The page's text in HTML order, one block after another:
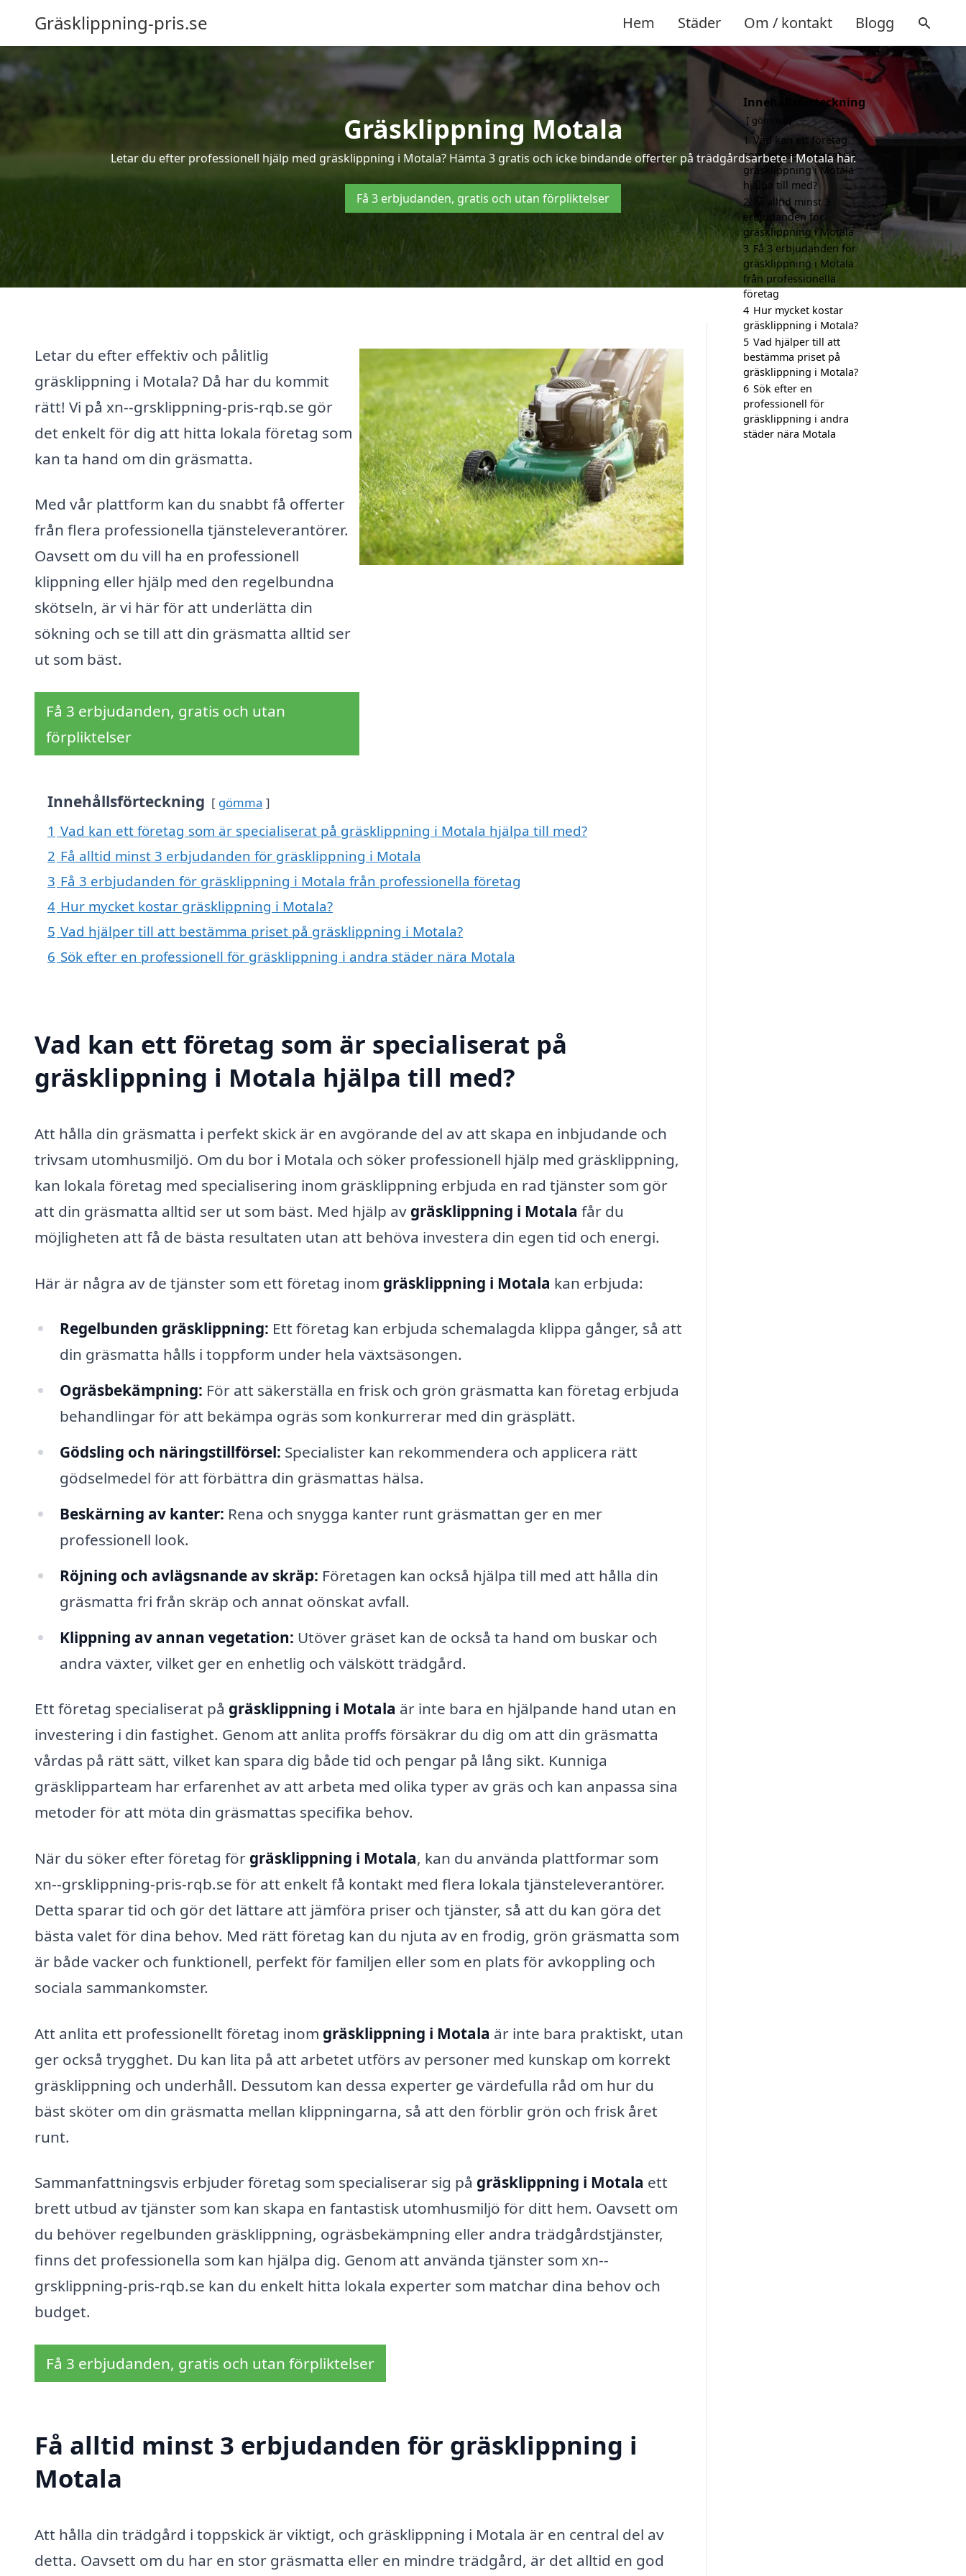
Gräsklippning-pris.se Hem Städer Om / kontakt Blogg
Gräsklippning Motala
Letar du efter professionell hjälp med gräsklippning i Motala? Hämta 3 gratis och icke bindande offerter på trädgårdsarbete i Motala här.
Få 3 erbjudanden, gratis och utan förpliktelser
Letar du efter effektiv och pålitlig
gräsklippning i Motala? Då har du kommit
rätt! Vi på xn--grsklippning-pris-rqb.se gör
det enkelt för dig att hitta lokala företag som
kan ta hand om din gräsmatta.
Med vår plattform kan du snabbt få offerter
från flera professionella tjänsteleverantörer.
Oavsett om du vill ha en professionell
klippning eller hjälp med den regelbundna
skötseln, är vi här för att underlätta din
sökning och se till att din gräsmatta alltid ser
ut som bäst.
Få 3 erbjudanden, gratis och utan
förpliktelser
Innehållsförteckning gömma
1 Vad kan ett företag som är specialiserat på gräsklippning i Motala hjälpa till med?
2 Få alltid minst 3 erbjudanden för gräsklippning i Motala
3 Få 3 erbjudanden för gräsklippning i Motala från professionella företag
4 Hur mycket kostar gräsklippning i Motala?
5 Vad hjälper till att bestämma priset på gräsklippning i Motala?
6 Sök efter en professionell för gräsklippning i andra städer nära Motala
Vad kan ett företag som är specialiserat på
gräsklippning i Motala hjälpa till med?
Att hålla din gräsmatta i perfekt skick är en avgörande del av att skapa en inbjudande och
trivsam utomhusmiljö. Om du bor i Motala och söker professionell hjälp med gräsklippning,
kan lokala företag med specialisering inom gräsklippning erbjuda en rad tjänster som gör
att din gräsmatta alltid ser ut som bäst. Med hjälp av gräsklippning i Motala får du
möjligheten att få de bästa resultaten utan att behöva investera din egen tid och energi.
Här är några av de tjänster som ett företag inom gräsklippning i Motala kan erbjuda:
Regelbunden gräsklippning: Ett företag kan erbjuda schemalagda klippa gånger, så att
din gräsmatta hålls i toppform under hela växtsäsongen.
Ogräsbekämpning: För att säkerställa en frisk och grön gräsmatta kan företag erbjuda
behandlingar för att bekämpa ogräs som konkurrerar med din gräsplätt.
Gödsling och näringstillförsel: Specialister kan rekommendera och applicera rätt
gödselmedel för att förbättra din gräsmattas hälsa.
Beskärning av kanter: Rena och snygga kanter runt gräsmattan ger en mer
professionell look.
Röjning och avlägsnande av skräp: Företagen kan också hjälpa till med att hålla din
gräsmatta fri från skräp och annat oönskat avfall.
Klippning av annan vegetation: Utöver gräset kan de också ta hand om buskar och
andra växter, vilket ger en enhetlig och välskött trädgård.
Ett företag specialiserat på gräsklippning i Motala är inte bara en hjälpande hand utan en
investering i din fastighet. Genom att anlita proffs försäkrar du dig om att din gräsmatta
vårdas på rätt sätt, vilket kan spara dig både tid och pengar på lång sikt. Kunniga
gräsklipparteam har erfarenhet av att arbeta med olika typer av gräs och kan anpassa sina
metoder för att möta din gräsmattas specifika behov.
När du söker efter företag för gräsklippning i Motala, kan du använda plattformar som
xn--grsklippning-pris-rqb.se för att enkelt få kontakt med flera lokala tjänsteleverantörer.
Detta sparar tid och gör det lättare att jämföra priser och tjänster, så att du kan göra det
bästa valet för dina behov. Med rätt företag kan du njuta av en frodig, grön gräsmatta som
är både vacker och funktionell, perfekt för familjen eller som en plats för avkoppling och
sociala sammankomster.
Att anlita ett professionellt företag inom gräsklippning i Motala är inte bara praktiskt, utan
ger också trygghet. Du kan lita på att arbetet utförs av personer med kunskap om korrekt
gräsklippning och underhåll. Dessutom kan dessa experter ge värdefulla råd om hur du
bäst sköter om din gräsmatta mellan klippningarna, så att den förblir grön och frisk året
runt.
Sammanfattningsvis erbjuder företag som specialiserar sig på gräsklippning i Motala ett
brett utbud av tjänster som kan skapa en fantastisk utomhusmiljö för ditt hem. Oavsett om
du behöver regelbunden gräsklippning, ogräsbekämpning eller andra trädgårdstjänster,
finns det professionella som kan hjälpa dig. Genom att använda tjänster som xn--
grsklippning-pris-rqb.se kan du enkelt hitta lokala experter som matchar dina behov och
budget.
Få 3 erbjudanden, gratis och utan förpliktelser
Få alltid minst 3 erbjudanden för gräsklippning i
Motala
Att hålla din trädgård i toppskick är viktigt, och gräsklippning i Motala är en central del av
detta. Oavsett om du har en stor gräsmatta eller en mindre trädgård, är det alltid en god
Innehållsförteckning
gömma
1 Vad kan ett företag
som är specialiserat på
gräsklippning i Motala
hjälpa till med?
2
Få alltid minst 3
erbjudanden för
gräsklippning i Motala
3 Få 3 erbjudanden för
gräsklippning i Motala
från professionella
företag
4 Hur mycket kostar
gräsklippning i Motala?
5 Vad hjälper till att
bestämma priset på
gräsklippning i Motala?
6 Sök efter en
professionell för
gräsklippning i andra
städer nära Motala